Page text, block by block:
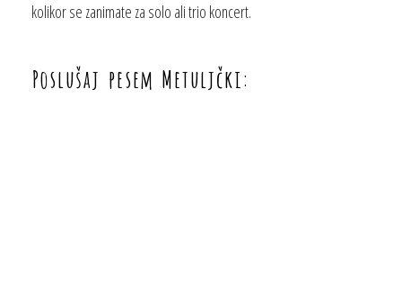
kolikor se zanimate za solo ali trio koncert.
Poslušaj pesem Metuljčki: